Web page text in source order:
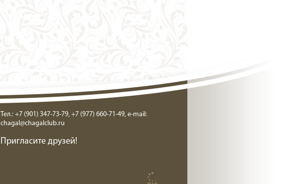
Тел.: +7 (901) 347-73-79, +7 (977) 660-71-49, e-mail:
chagal@chagalclub.ru
Пригласите друзей!